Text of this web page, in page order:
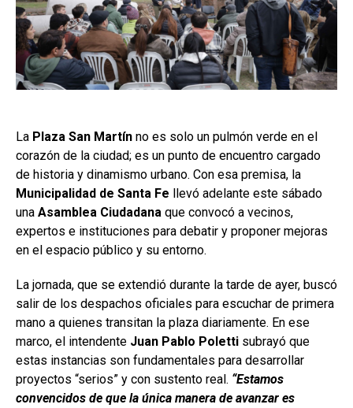
La Plaza San Martín no es solo un pulmón verde en el
corazón de la ciudad; es un punto de encuentro cargado
de historia y dinamismo urbano. Con esa premisa, la
Municipalidad de Santa Fe llevó adelante este sábado
una Asamblea Ciudadana que convocó a vecinos,
expertos e instituciones para debatir y proponer mejoras
en el espacio público y su entorno.
La jornada, que se extendió durante la tarde de ayer, buscó
salir de los despachos oficiales para escuchar de primera
mano a quienes transitan la plaza diariamente. En ese
marco, el intendente Juan Pablo Poletti subrayó que
estas instancias son fundamentales para desarrollar
proyectos “serios” y con sustento real. “Estamos
convencidos de que la única manera de avanzar es